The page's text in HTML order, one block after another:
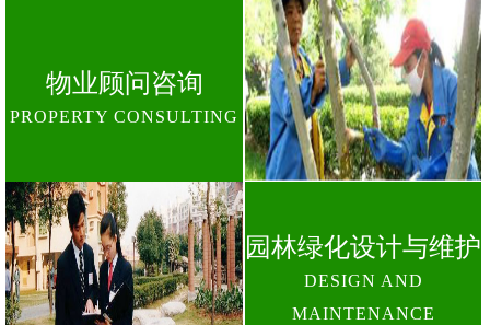
物业顾问咨询
PROPERTY CONSULTING
园林绿化设计与维护
DESIGN AND
MAINTENANCE